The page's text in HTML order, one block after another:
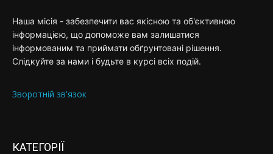
Наша місія - забезпечити вас якісною та об'єктивною
інформацією, що допоможе вам залишатися
інформованим та приймати обґрунтовані рішення.
Слідкуйте за нами і будьте в курсі всіх подій.
Зворотній зв'язок
КАТЕГОРІЇ